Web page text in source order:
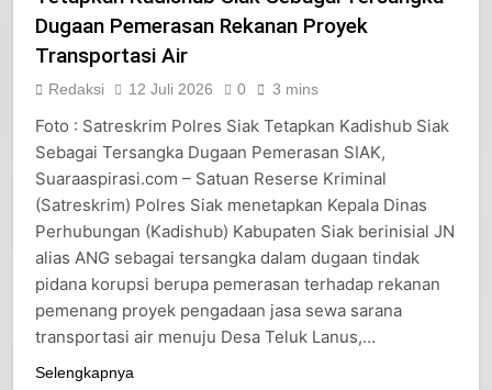
Tetapkan Kadishub Siak Sebagai Tersangka
Dugaan Pemerasan Rekanan Proyek
Transportasi Air
Foto : Satreskrim Polres Siak Tetapkan Kadishub Siak
Sebagai Tersangka Dugaan Pemerasan SIAK,
Suaraaspirasi.com – Satuan Reserse Kriminal
(Satreskrim) Polres Siak menetapkan Kepala Dinas
Perhubungan (Kadishub) Kabupaten Siak berinisial JN
alias ANG sebagai tersangka dalam dugaan tindak
pidana korupsi berupa pemerasan terhadap rekanan
pemenang proyek pengadaan jasa sewa sarana